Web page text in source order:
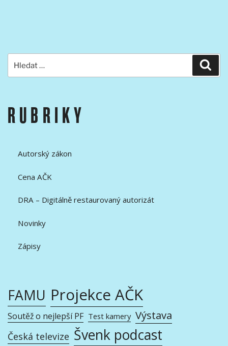
RUBRIKY
Autorský zákon
Cena AČK
DRA – Digitálně restaurovaný autorizát
Novinky
Zápisy
FAMU Projekce AČK
Soutěž o nejlepší PF Test kamery Výstava
Česká televize Švenk podcast